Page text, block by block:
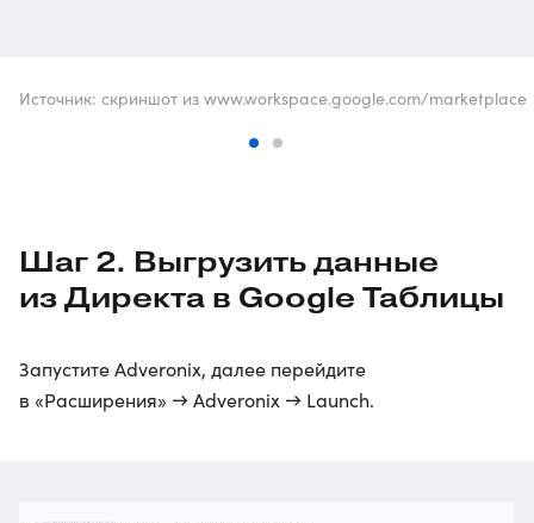
Источник: скриншот из www.workspace.google.com/marketplace
Шаг 2. Выгрузить данные
из Директа в Google Таблицы
Запустите Adveronix, далее перейдите
в «Расширения» → Adveronix → Launch.